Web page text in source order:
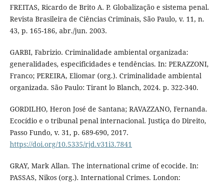
FREITAS, Ricardo de Brito A. P. Globalização e sistema penal.
Revista Brasileira de Ciências Criminais, São Paulo, v. 11, n.
43, p. 165-186, abr./jun. 2003.
GARBI, Fabrizio. Criminalidade ambiental organizada:
generalidades, especificidades e tendências. In: PERAZZONI,
Franco; PEREIRA, Eliomar (org.). Criminalidade ambiental
organizada. São Paulo: Tirant lo Blanch, 2024. p. 322-340.
GORDILHO, Heron José de Santana; RAVAZZANO, Fernanda.
Ecocídio e o tribunal penal internacional. Justiça do Direito,
Passo Fundo, v. 31, p. 689-690, 2017.
https://doi.org/10.5335/rjd.v31i3.7841
GRAY, Mark Allan. The international crime of ecocide. In:
PASSAS, Nikos (org.). International Crimes. London: